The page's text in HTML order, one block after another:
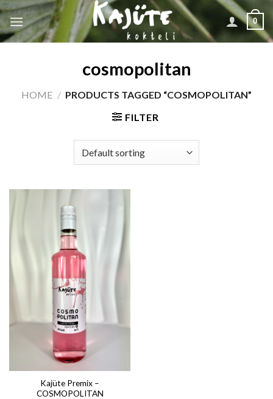
Skip
to
content
0
cosmopolitan
HOME / PRODUCTS TAGGED “COSMOPOLITAN”
FILTER
Kajüte Premix –
COSMOPOLITAN